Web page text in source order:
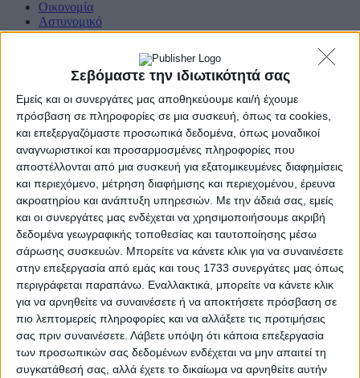
Σεβόμαστε την ιδιωτικότητά σας
Εμείς και οι συνεργάτες μας αποθηκεύουμε και/ή έχουμε
πρόσβαση σε πληροφορίες σε μια συσκευή, όπως τα cookies,
και επεξεργαζόμαστε προσωπικά δεδομένα, όπως μοναδικοί
αναγνωριστικοί και προσαρμοσμένες πληροφορίες που
αποστέλλονται από μια συσκευή για εξατομικευμένες διαφημίσεις
και περιεχόμενο, μέτρηση διαφήμισης και περιεχομένου, έρευνα
ακροατηρίου και ανάπτυξη υπηρεσιών. Με την άδειά σας, εμείς
και οι συνεργάτες μας ενδέχεται να χρησιμοποιήσουμε ακριβή
δεδομένα γεωγραφικής τοποθεσίας και ταυτοποίησης μέσω
σάρωσης συσκευών. Μπορείτε να κάνετε κλικ για να συναινέσετε
στην επεξεργασία από εμάς και τους 1733 συνεργάτες μας όπως
περιγράφεται παραπάνω. Εναλλακτικά, μπορείτε να κάνετε κλικ
για να αρνηθείτε να συναινέσετε ή να αποκτήσετε πρόσβαση σε
πιο λεπτομερείς πληροφορίες και να αλλάξετε τις προτιμήσεις
σας πριν συναινέσετε. Λάβετε υπόψη ότι κάποια επεξεργασία
των προσωπικών σας δεδομένων ενδέχεται να μην απαιτεί τη
συγκατάθεσή σας, αλλά έχετε το δικαίωμα να αρνηθείτε αυτήν
Οικονομία
Αστυνομικό
Διεθνή
Αρχική
Ελλάδα
Πολιτική
Εθνικά θέματα
Οικονομία
Αστυνομικό
Διεθνή
Επικοινωνία
Follow US
Προσωπικά δεδομένα & Όροι Χρήσης
© 2022 Foxiz News Network. Ruby Design Company. All Rights
Reserved.
Adiakritos.gr>Life Style>Tattoobs: Η νέα γυναικεία μόδα που
σαρώνει την Ευρώπη!
Life Style